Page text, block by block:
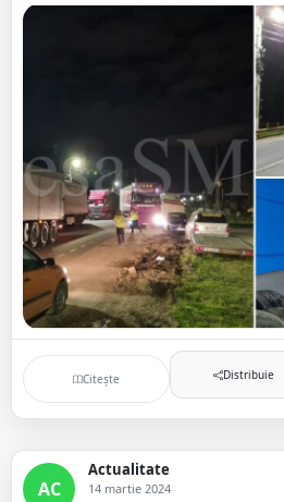
Citește Distribuie
AC
Actualitate
14 martie 2024